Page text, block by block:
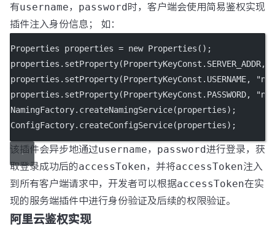
有username， password时，客户端会使用简易鉴权实现
插件注入身份信息； 如：
Properties properties = new Properties ();
properties. setProperty(PropertyKeyConst.SERVER_ADDR,
properties. setProperty(PropertyKeyConst.USERNAME,
properties. setProperty(PropertyKeyConst.PASSWORD,
NamingFactory. createNamingService(properties);
ConfigFactory. createConfigService(properties);
该插件会异步地通过username， password进行登录，获
取登录成功后的accessToken，并将accessToken注入
到所有客户端请求中，开发者可以根据accessToken在实
现的服务端插件中进行身份验证及后续的权限验证。
阿里云鉴权实现